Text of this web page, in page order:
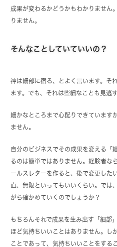
成果が変わるかどうかもわかりません
りません。
そんなことしていていいの？
神は細部に宿る、とよく言います。そ
ます。でも、それは些細なことも見逃
細かなところまで心配りできています
ません。
自分のビジネスでその成果を変える「
るのは簡単ではありません。経験者な
ールスレターを作ると、後で変更した
直、無限といってもいいくらい。では
がら確かめていくのでしょうか？
もちろんそれで成果を生み出す「細部
ほど気持ちいいことはありません。し
ことであって、気持ちいいことをする